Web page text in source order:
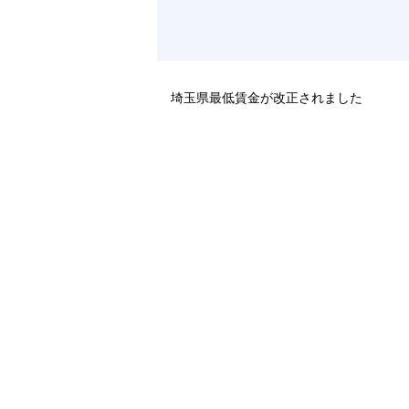
埼玉県最低賃金が改正されました